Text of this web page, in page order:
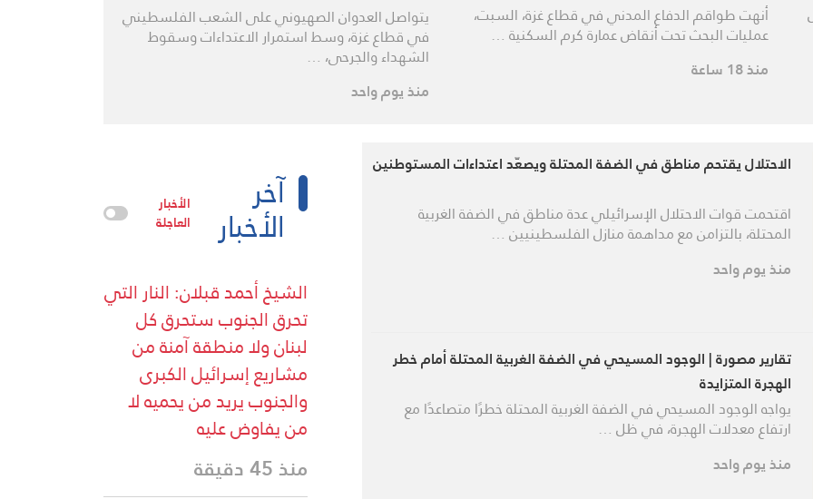
أنهت طواقم الدفاع المدني في قطاع غزة، السبت،
عمليات البحث تحت أنقاض عمارة كرم السكنية …
منذ 18 ساعة
يتواصل العدوان الصهيوني على الشعب الفلسطيني
في قطاع غزة، وسط استمرار الاعتداءات وسقوط
الشهداء والجرحى، …
منذ يوم واحد
الاحتلال يقتحم مناطق في الضفة المحتلة ويصعّد اعتداءات المستوطنين
اقتحمت قوات الاحتلال الإسرائيلي عدة مناطق في الضفة الغربية
المحتلة، بالتزامن مع مداهمة منازل الفلسطينيين …
منذ يوم واحد
تقارير مصورة | الوجود المسيحي في الضفة الغربية المحتلة أمام خطر
الهجرة المتزايدة
يواجه الوجود المسيحي في الضفة الغربية المحتلة خطرًا متصاعدًا مع
ارتفاع معدلات الهجرة، في ظل …
منذ يوم واحد
آخر
الأخبار
الأخبار
العاجلة
الشيخ أحمد قبلان: النار التي
تحرق الجنوب ستحرق كل
لبنان ولا منطقة آمنة من
مشاريع إسرائيل الكبرى
والجنوب يريد من يحميه لا
من يفاوض عليه
منذ 45 دقيقة